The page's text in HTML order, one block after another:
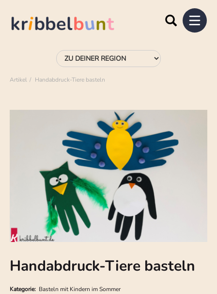
Artikel Handabdruck-Tiere basteln
Handabdruck-Tiere basteln
Kategorie: Basteln mit Kindern im Sommer